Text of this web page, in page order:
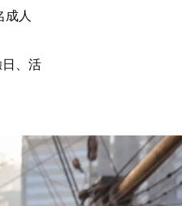
成人
、活